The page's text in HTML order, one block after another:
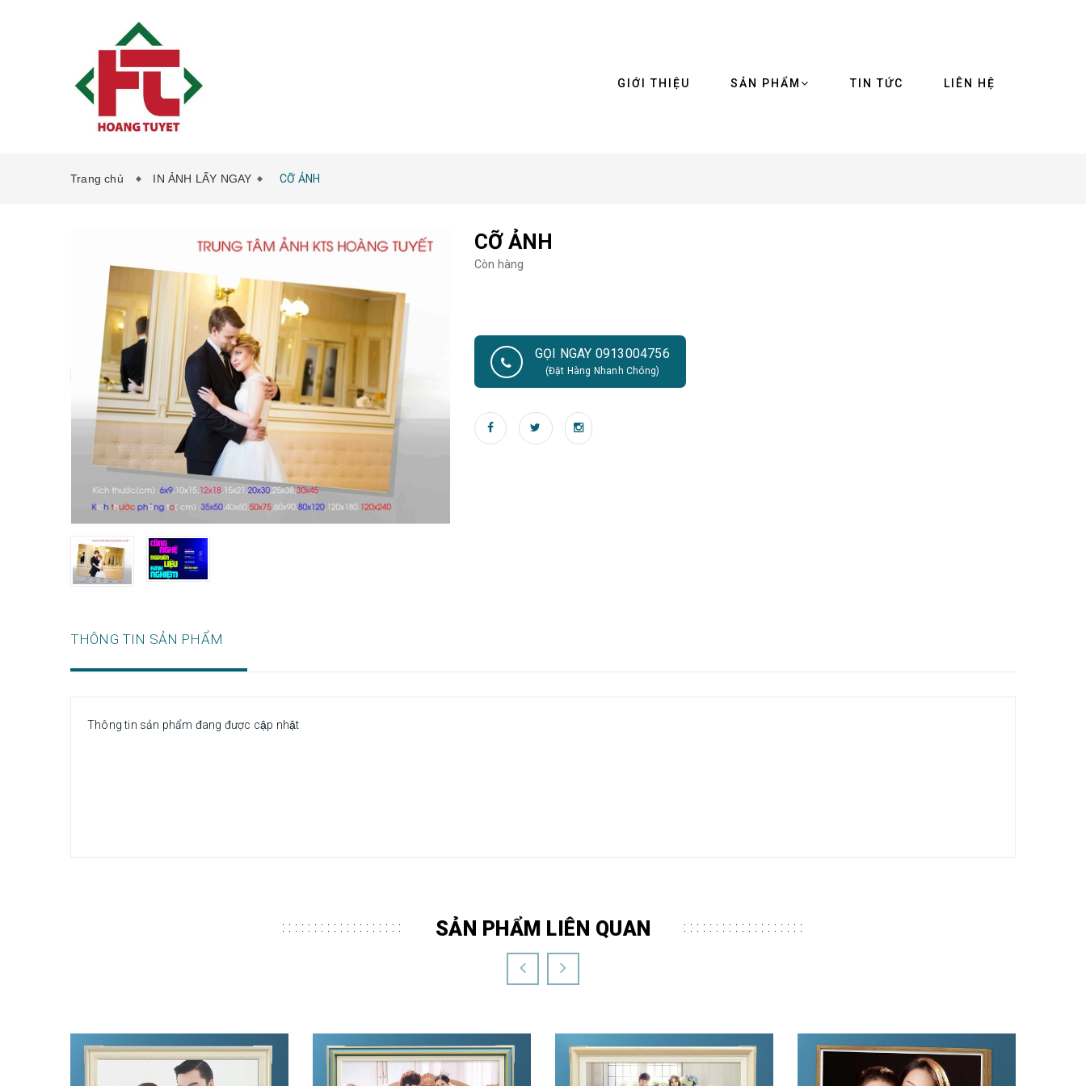
GIỚI THIỆU SẢN PHẨM TIN TỨC LIÊN HỆ
Trang chủ IN ẢNH LẤY NGAY CỠ ẢNH
CỠ ẢNH
Còn hàng
GỌI NGAY 0913004756
(Đặt Hàng Nhanh Chóng)
THÔNG TIN SẢN PHẨM
Thông tin sản phẩm đang được cập nhật
SẢN PHẨM LIÊN QUAN